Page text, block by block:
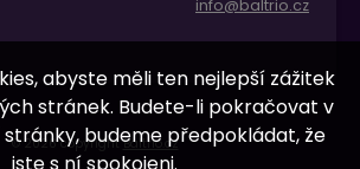
info@baltrio.cz
© 2026 copyrightBaltrio.cz
abyste měli ten nejlepší zážitek
stránek. Budete-li pokračovat v
budeme předpokládat, že